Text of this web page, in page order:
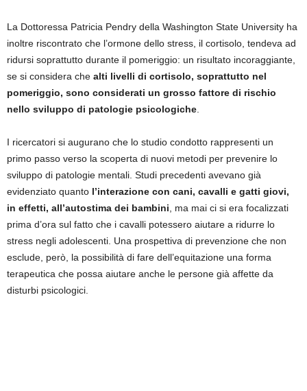
La Dottoressa Patricia Pendry della Washington State University ha
inoltre riscontrato che l’ormone dello stress, il cortisolo, tendeva ad
ridursi soprattutto durante il pomeriggio: un risultato incoraggiante,
se si considera che alti livelli di cortisolo, soprattutto nel
pomeriggio, sono considerati un grosso fattore di rischio
nello sviluppo di patologie psicologiche
I ricercatori si augurano che lo studio condotto rappresenti un
primo passo verso la scoperta di nuovi metodi per prevenire lo
sviluppo di patologie mentali. Studi precedenti avevano già
evidenziato quanto l’interazione con cani, cavalli e gatti giovi,
in effetti, all’autostima dei bambini , ma mai ci si era focalizzati
prima d’ora sul fatto che i cavalli potessero aiutare a ridurre lo
stress negli adolescenti. Una prospettiva di prevenzione che non
esclude, però, la possibilità di fare dell’equitazione una forma
terapeutica che possa aiutare anche le persone già affette da
disturbi psicologici.